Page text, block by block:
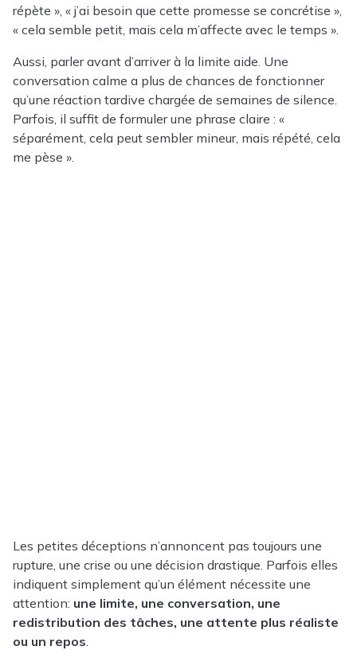
répète », « j’ai besoin que cette promesse se concrétise »,
« cela semble petit, mais cela m’affecte avec le temps ».
Aussi, parler avant d’arriver à la limite aide. Une
conversation calme a plus de chances de fonctionner
qu’une réaction tardive chargée de semaines de silence.
Parfois, il suffit de formuler une phrase claire : «
séparément, cela peut sembler mineur, mais répété, cela
me pèse ».
Les petites déceptions n’annoncent pas toujours une
rupture, une crise ou une décision drastique. Parfois elles
indiquent simplement qu’un élément nécessite une
attention: une limite, une conversation, une
redistribution des tâches, une attente plus réaliste
ou un repos